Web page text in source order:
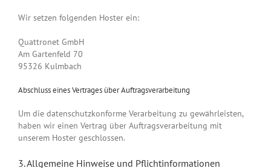
Wir setzen folgenden Hoster ein:
Quattronet GmbH
Am Gartenfeld 70
95326 Kulmbach
Abschluss eines Vertrages über Auftragsverarbeitung
Um die datenschutzkonforme Verarbeitung zu gewährleisten,
haben wir einen Vertrag über Auftragsverarbeitung mit
unserem Hoster geschlossen.
3. Allgemeine Hinweise und Pflicht­informationen